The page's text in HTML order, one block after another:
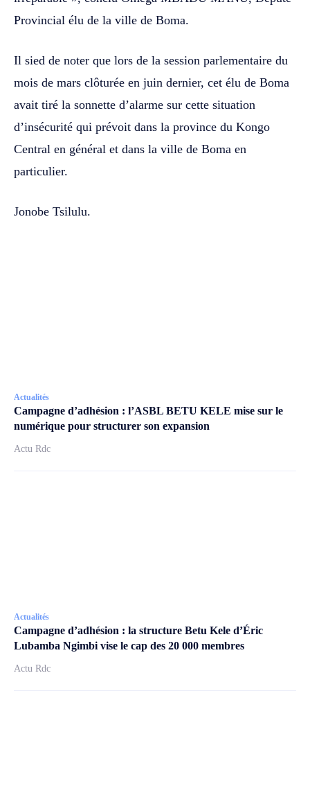
Provincial élu de la ville de Boma.
Il sied de noter que lors de la session parlementaire du
mois de mars clôturée en juin dernier, cet élu de Boma
avait tiré la sonnette d’alarme sur cette situation
d’insécurité qui prévoit dans la province du Kongo
Central en général et dans la ville de Boma en
particulier.
Jonobe Tsilulu.
Actualités
Campagne d’adhésion : l’ASBL BETU KELE mise sur le
numérique pour structurer son expansion
Actu Rdc
Actualités
Campagne d’adhésion : la structure Betu Kele d’Éric
Lubamba Ngimbi vise le cap des 20 000 membres
Actu Rdc